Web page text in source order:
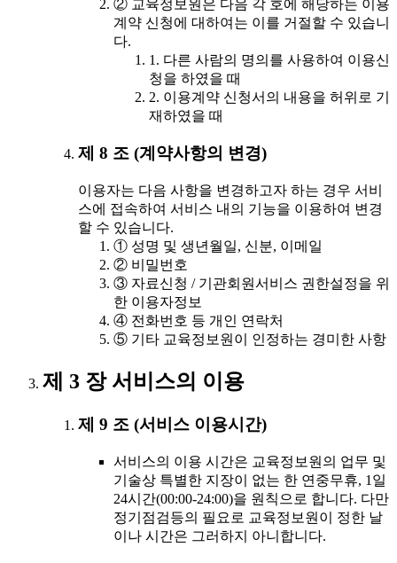
② 교육정보원은 다음 각 호에 해당하는 이용
계약 신청에 대하여는 이를 거절할 수 있습니
다.
1. 다른 사람의 명의를 사용하여 이용신
청을 하였을 때
2. 이용계약 신청서의 내용을 허위로 기
재하였을 때
제 8 조 (계약사항의 변경)
이용자는 다음 사항을 변경하고자 하는 경우 서비
스에 접속하여 서비스 내의 기능을 이용하여 변경
할 수 있습니다.
① 성명 및 생년월일, 신분, 이메일
② 비밀번호
③ 자료신청 / 기관회원서비스 권한설정을 위
한 이용자정보
④ 전화번호 등 개인 연락처
⑤ 기타 교육정보원이 인정하는 경미한 사항
제 3 장 서비스의 이용
제 9 조 (서비스 이용시간)
서비스의 이용 시간은 교육정보원의 업무 및
기술상 특별한 지장이 없는 한 연중무휴, 1일
24시간(00:00-24:00)을 원칙으로 합니다. 다만
정기점검등의 필요로 교육정보원이 정한 날
이나 시간은 그러하지 아니합니다.